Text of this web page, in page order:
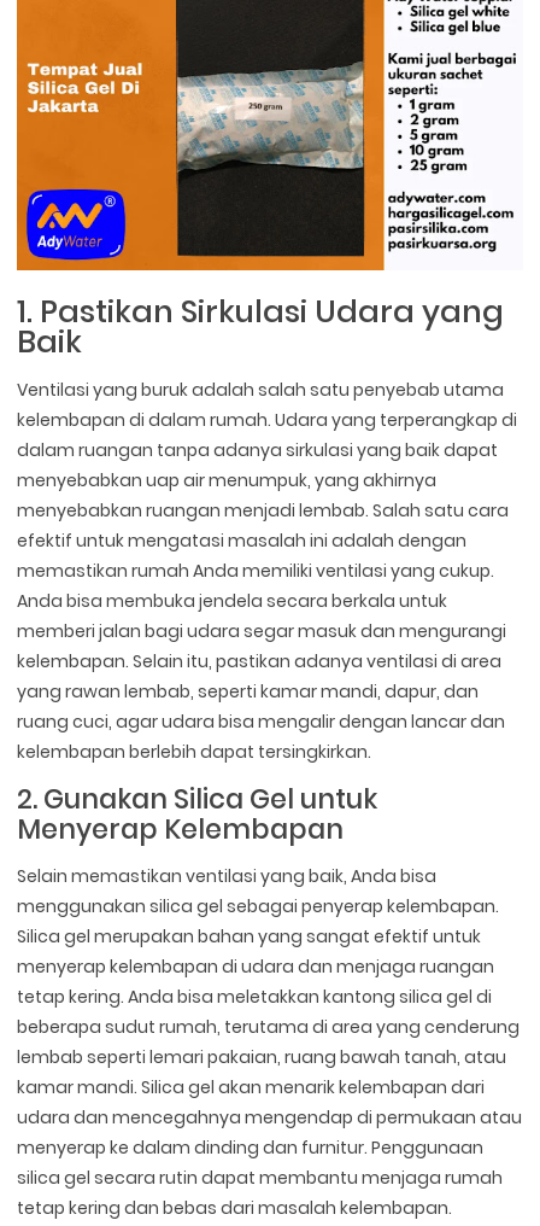
1. Pastikan Sirkulasi Udara yang
Baik
Ventilasi yang buruk adalah salah satu penyebab utama
kelembapan di dalam rumah. Udara yang terperangkap di
dalam ruangan tanpa adanya sirkulasi yang baik dapat
menyebabkan uap air menumpuk, yang akhirnya
menyebabkan ruangan menjadi lembab. Salah satu cara
efektif untuk mengatasi masalah ini adalah dengan
memastikan rumah Anda memiliki ventilasi yang cukup.
Anda bisa membuka jendela secara berkala untuk
memberi jalan bagi udara segar masuk dan mengurangi
kelembapan. Selain itu, pastikan adanya ventilasi di area
yang rawan lembab, seperti kamar mandi, dapur, dan
ruang cuci, agar udara bisa mengalir dengan lancar dan
kelembapan berlebih dapat tersingkirkan.
2. Gunakan Silica Gel untuk
Menyerap Kelembapan
Selain memastikan ventilasi yang baik, Anda bisa
menggunakan silica gel sebagai penyerap kelembapan.
Silica gel merupakan bahan yang sangat efektif untuk
menyerap kelembapan di udara dan menjaga ruangan
tetap kering. Anda bisa meletakkan kantong silica gel di
beberapa sudut rumah, terutama di area yang cenderung
lembab seperti lemari pakaian, ruang bawah tanah, atau
kamar mandi. Silica gel akan menarik kelembapan dari
udara dan mencegahnya mengendap di permukaan atau
menyerap ke dalam dinding dan furnitur. Penggunaan
silica gel secara rutin dapat membantu menjaga rumah
tetap kering dan bebas dari masalah kelembapan.